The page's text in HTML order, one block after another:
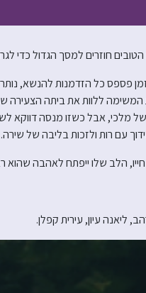
חוזרים למסך הגדול כדי
פספס כל הזדמנות להנשא,
ללוות את ביתה
אבל כשזו מנסה דווקא
עם רות ולזכות בליבה של שירה.
הלב שלו ייפתח לאהבה שהוא
ליאנה עיון, עירית קפלן.